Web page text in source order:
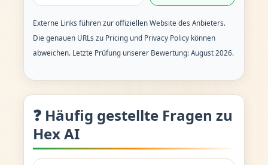
Externe Links führen zur offiziellen Website des Anbieters.
Die genauen URLs zu Pricing und Privacy Policy können
abweichen. Letzte Prüfung unserer Bewertung: August 2026.
❓ Häufig gestellte Fragen zu
Hex AI